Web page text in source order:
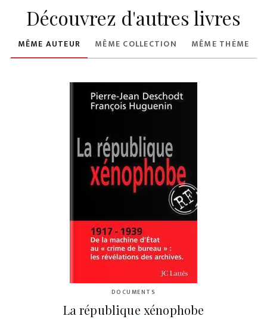
Découvrez d'autres livres
MÊME AUTEUR MÊME COLLECTION MÊME THÈME
DOCUMENTS
La république xénophobe